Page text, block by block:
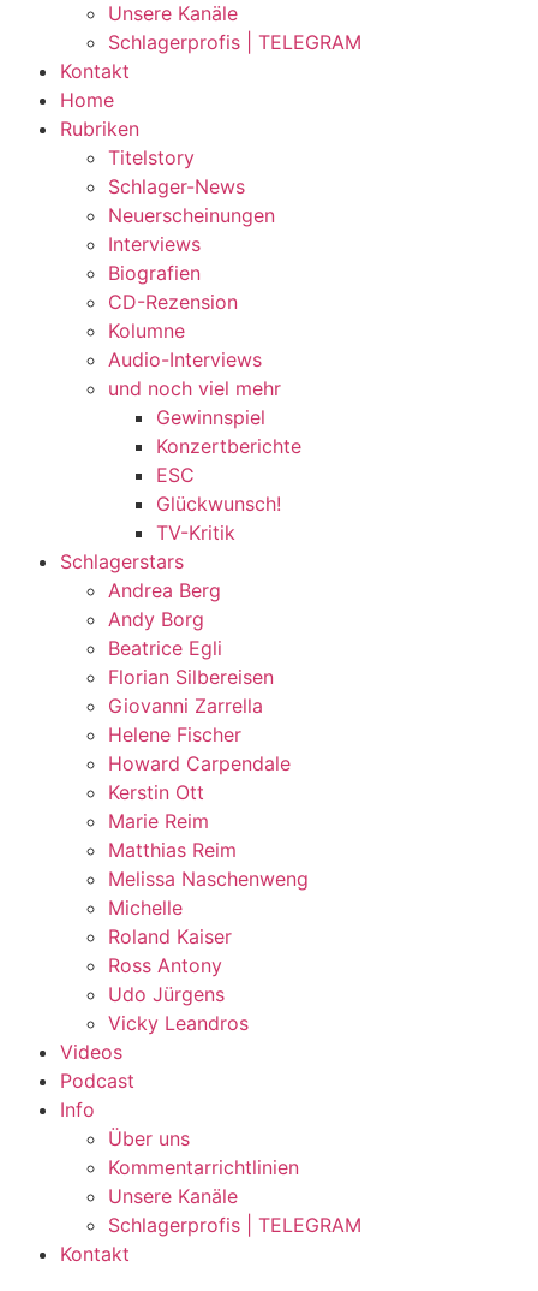
Unsere Kanäle
Schlagerprofis | TELEGRAM
Kontakt
Home
Rubriken
Titelstory
Schlager-News
Neuerscheinungen
Interviews
Biografien
CD-Rezension
Kolumne
Audio-Interviews
und noch viel mehr
Gewinnspiel
Konzertberichte
ESC
Glückwunsch!
TV-Kritik
Schlagerstars
Andrea Berg
Andy Borg
Beatrice Egli
Florian Silbereisen
Giovanni Zarrella
Helene Fischer
Howard Carpendale
Kerstin Ott
Marie Reim
Matthias Reim
Melissa Naschenweng
Michelle
Roland Kaiser
Ross Antony
Udo Jürgens
Vicky Leandros
Videos
Podcast
Info
Über uns
Kommentarrichtlinien
Unsere Kanäle
Schlagerprofis | TELEGRAM
Kontakt